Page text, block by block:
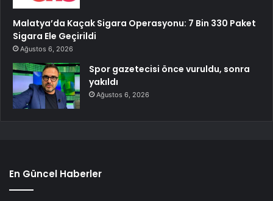
Malatya’da Kaçak Sigara Operasyonu: 7 Bin 330 Paket
Sigara Ele Geçirildi
Ağustos 6, 2026
Spor gazetecisi önce vuruldu, sonra
yakıldı
Ağustos 6, 2026
En Güncel Haberler